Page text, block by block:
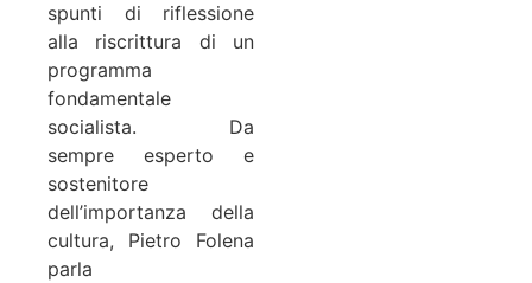
spunti di riflessione
alla riscrittura di un
programma
fondamentale
socialista.
Da
sempre esperto e
sostenitore
dell’importanza della
cultura, Pietro Folena
parla